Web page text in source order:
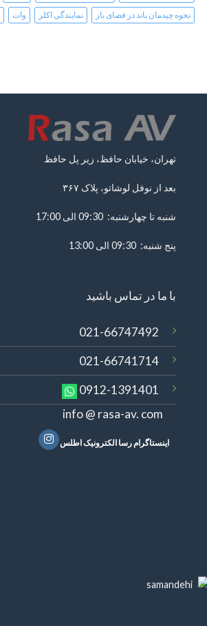
نحوه چیدمان باند در فضای باز نمایندگی اکلر وات
تهران، خیابان حافظ، زیر پل حافظ
بعد از نوفل لوشاتو، پلاک ۳۶۷
شنبه تا چهارشنبه: 09:30 الی 17:00
پنج شنبه: 09:30 الی 13:00
با ما در تماس باشید
021-66747492
021-66741714
0912-1391401
info @ rasa-av. com
اینستاگرام رسا الکترونیک اطلس